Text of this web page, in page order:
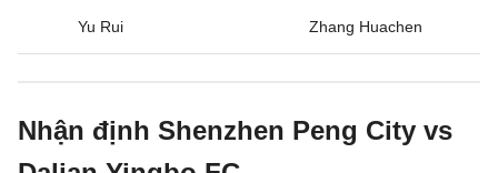
Yu Rui Zhang Huachen
Nhận định Shenzhen Peng City vs